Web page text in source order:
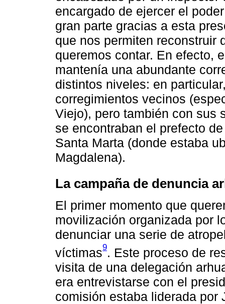
encargado de ejercer el
gran parte gracias a esta
que nos permiten reconstruir
queremos contar. En efecto,
mantenía una abundante
distintos niveles: en
corregimientos vecinos
Viejo), pero también con sus
se encontraban el prefecto
Santa Marta (donde estaba
Magdalena).
La campaña de denuncia
El primer momento que
movilización organizada por
denunciar una serie de
víctimas9. Este proceso de
visita de una delegación
era entrevistarse con el
comisión estaba liderada por